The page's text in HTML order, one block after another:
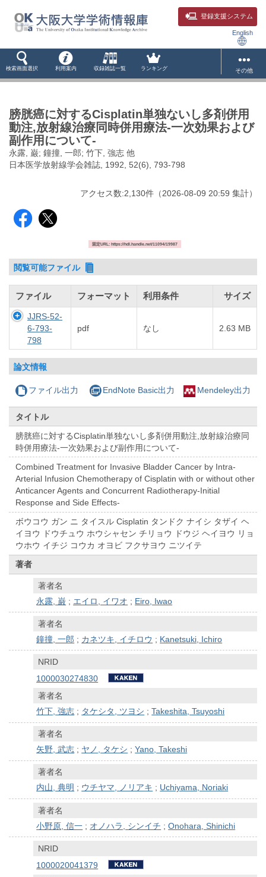
登録支援システム
English
検索画面選択 利用案内 収録雑誌一覧 ランキング その他
膀胱癌に対するCisplatin単独ないし多剤併用
動注,放射線治療同時併用療法-一次効果および
副作用について-
永露, 巌; 鐘撞, 一郎; 竹下, 強志 他
日本医学放射線学会雑誌, 1992, 52(6), 793-798
アクセス数:2,130件 （2026-08-09 20:59 集計）
固定URL: https://hdl.handle.net/11094/19987
閲覧可能ファイル
ファイル フォーマット 利用条件 サイズ
JJRS-52-
6-793-
798
pdf なし 2.63 MB
論文情報
ファイル出力 EndNote Basic出力 Mendeley出力
タイトル
膀胱癌に対するCisplatin単独ないし多剤併用動注,放射線治療同
時併用療法-一次効果および副作用について-
Combined Treatment for Invasive Bladder Cancer by Intra-
Arterial Infusion Chemotherapy of Cisplatin with or without other
Anticancer Agents and Concurrent Radiotherapy-Initial
Response and Side Effects-
ボウコウ ガン ニ タイスル Cisplatin タンドク ナイシ タザイ ヘ
イヨウ ドウチュウ ホウシャセン チリョウ ドウジ ヘイヨウ リョ
ウホウ イチジ コウカ オヨビ フクサヨウ ニツイテ
著者
著者名
永露, 巌 ; エイロ, イワオ ; Eiro, Iwao
著者名
鐘撞, 一郎 ; カネツキ, イチロウ ; Kanetsuki, Ichiro
NRID
1000030274830
著者名
竹下, 強志 ; タケシタ, ツヨシ ;Takeshita, Tsuyoshi
著者名
矢野, 武志 ; ヤノ, タケシ ;Yano, Takeshi
著者名
内山, 典明 ; ウチヤマ, ノリアキ ; Uchiyama, Noriaki
著者名
小野原, 信一 ; オノハラ, シンイチ ;Onohara, Shinichi
NRID
1000020041379